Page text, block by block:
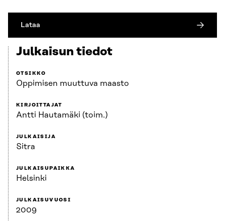
Lataa
Julkaisun tiedot
OTSIKKO
Oppimisen muuttuva maasto
KIRJOITTAJAT
Antti Hautamäki (toim.)
JULKAISIJA
Sitra
JULKAISUPAIKKA
Helsinki
JULKAISUVUOSI
2009